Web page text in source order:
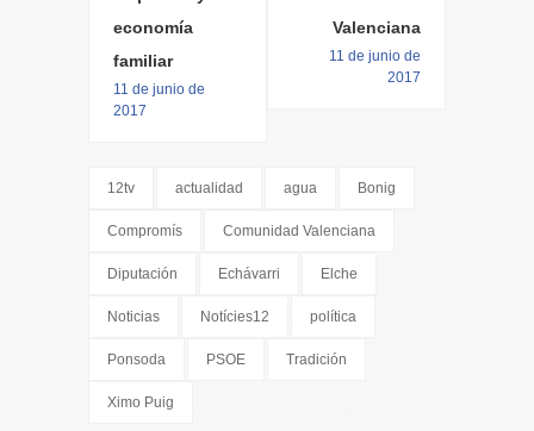
economía
familiar
11 de junio de
2017
Valenciana
11 de junio de
2017
12tv actualidad agua Bonig
Compromís Comunidad Valenciana
Diputación Echávarri Elche
Noticias Notícies12 política
Ponsoda PSOE Tradición
Ximo Puig